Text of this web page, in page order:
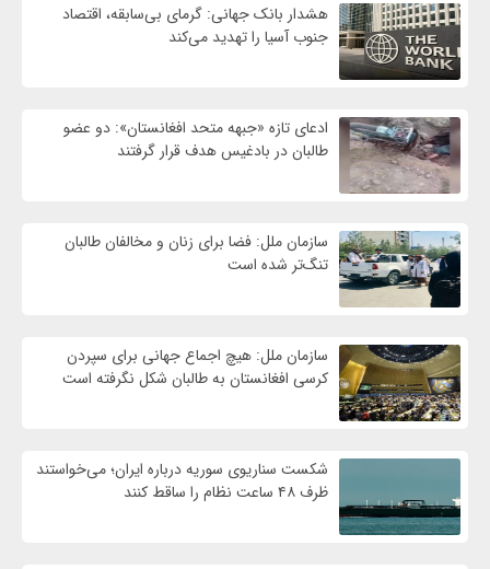
هشدار بانک جهانی: گرمای بی‌سابقه، اقتصاد
جنوب آسیا را تهدید می‌کند
ادعای تازه «جبهه متحد افغانستان»: دو عضو
طالبان در بادغیس هدف قرار گرفتند
سازمان ملل: فضا برای زنان و مخالفان طالبان
تنگ‌تر شده است
سازمان ملل: هیچ اجماع جهانی برای سپردن
کرسی افغانستان به طالبان شکل نگرفته است
شکست سناریوی سوریه درباره ایران؛ می‌خواستند
ظرف ۴۸ ساعت نظام را ساقط کنند